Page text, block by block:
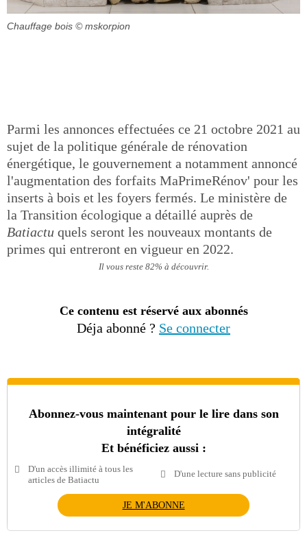
Chauffage bois © mskorpion
Parmi les annonces effectuées ce 21 octobre 2021 au
sujet de la politique générale de rénovation
énergétique, le gouvernement a notamment annoncé
l'augmentation des forfaits MaPrimeRénov' pour les
inserts à bois et les foyers fermés. Le ministère de
la Transition écologique a détaillé auprès de
Batiactu quels seront les nouveaux montants de
primes qui entreront en vigueur en 2022.
Il vous reste 82% à découvrir.
Ce contenu est réservé aux abonnés
Déja abonné ? Se connecter
Abonnez-vous maintenant pour le lire dans son
intégralité
Et bénéficiez aussi :
D'un accès illimité à tous les
articles de Batiactu
D'une lecture sans publicité
JE M'ABONNE